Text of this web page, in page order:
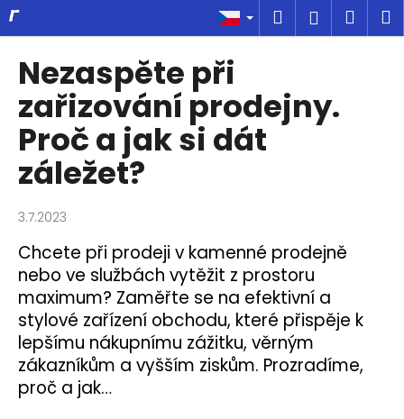
Přejít
na
obsah
Hledat
Nezaspěte při
zařizování prodejny.
Proč a jak si dát
záležet?
3.7.2023
Chcete při prodeji v kamenné prodejně
nebo ve službách vytěžit z prostoru
maximum? Zaměřte se na efektivní a
stylové zařízení obchodu, které přispěje k
lepšímu nákupnímu zážitku, věrným
zákazníkům a vyšším ziskům. Prozradíme,
proč a jak…
K
o
C
o
p
o
t
ř
e
b
u
j
e
t
e
n